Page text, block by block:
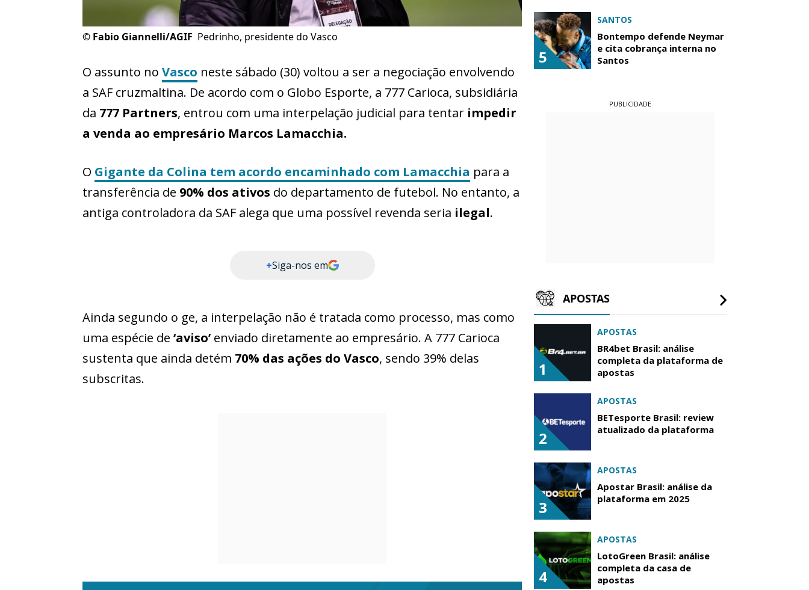
© Fabio Giannelli/AGIF Pedrinho, presidente do Vasco
O assunto no Vasco neste sábado (30) voltou a ser a negociação envolvendo
a SAF cruzmaltina. De acordo com o Globo Esporte, a 777 Carioca, subsidiária
da 777 Partners, entrou com uma interpelação judicial para tentar impedir
a venda ao empresário Marcos Lamacchia.
O Gigante da Colina tem acordo encaminhado com Lamacchia para a
transferência de 90% dos ativos do departamento de futebol. No entanto, a
antiga controladora da SAF alega que uma possível revenda seria ilegal.
+Siga-nos em
Ainda segundo o ge, a interpelação não é tratada como processo, mas como
uma espécie de ‘aviso’ enviado diretamente ao empresário. A 777 Carioca
sustenta que ainda detém 70% das ações do Vasco, sendo 39% delas
subscritas.
5
SANTOS
Bontempo defende Neymar
e cita cobrança interna no
Santos
PUBLICIDADE
APOSTAS
1
APOSTAS
BR4bet Brasil: análise
completa da plataforma de
apostas
2
APOSTAS
BETesporte Brasil: review
atualizado da plataforma
3
APOSTAS
Apostar Brasil: análise da
plataforma em 2025
4
APOSTAS
LotoGreen Brasil: análise
completa da casa de
apostas